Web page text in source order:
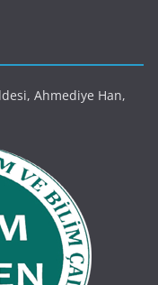
Ahmediye Han,